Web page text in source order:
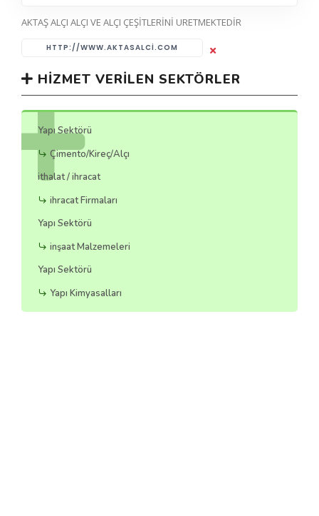
AKTAŞ ALÇI ALÇI VE ALÇI ÇEŞİTLERİNİ URETMEKTEDİR
HTTP://WWW.AKTASALCI.COM
HIZMET VERILEN SEKTÖRLER
Yapı Sektörü
Çimento/Kireç/Alçı
ithalat / ihracat
ihracat Firmaları
Yapı Sektörü
inşaat Malzemeleri
Yapı Sektörü
Yapı Kimyasalları